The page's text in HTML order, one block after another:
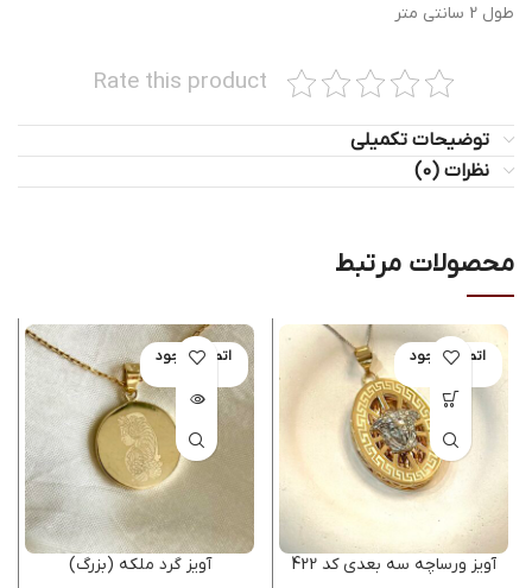
طول 2 سانتی متر
Rate this product
توضیحات تکمیلی
نظرات (0)
محصولات مرتبط
اتمام موجود
آویز ورساچه سه بعدی کد 422
اتمام موجود
آویز گرد ملکه (بزرگ)